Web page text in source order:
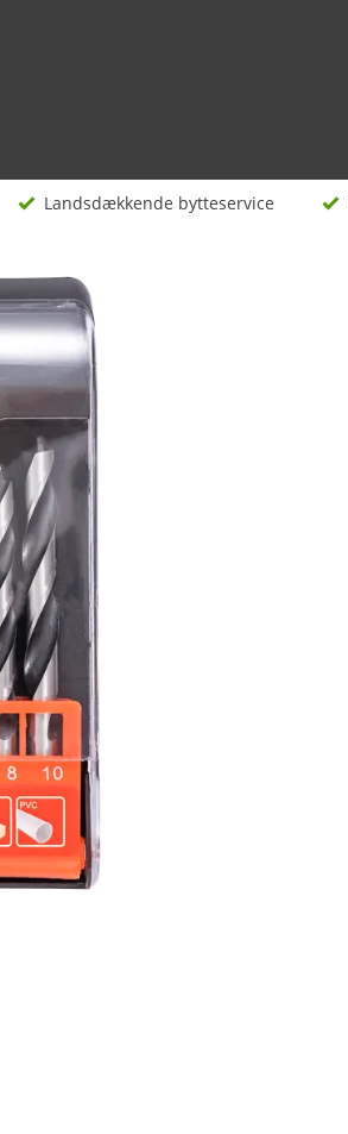
Landsdækkende bytteservice